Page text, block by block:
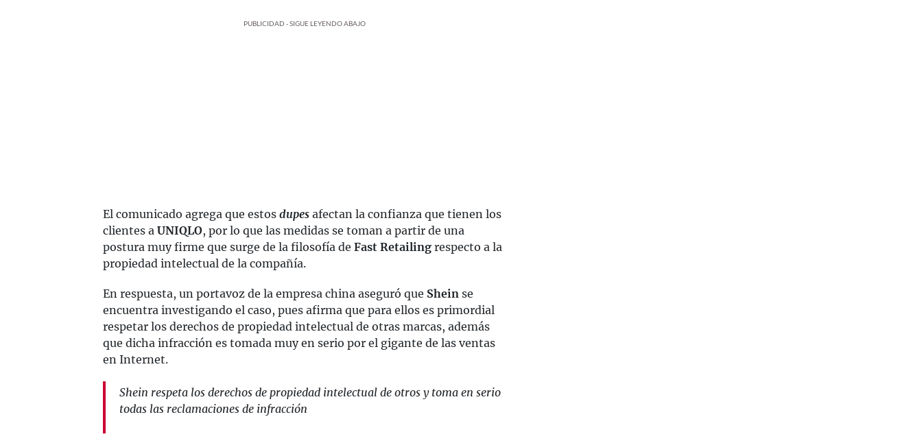
PUBLICIDAD - SIGUE LEYENDO ABAJO
El comunicado agrega que estos dupes afectan la confianza que tienen los
clientes a UNIQLO, por lo que las medidas se toman a partir de una
postura muy firme que surge de la filosofía de Fast Retailing respecto a la
propiedad intelectual de la compañía.
En respuesta, un portavoz de la empresa china aseguró que Shein se
encuentra investigando el caso, pues afirma que para ellos es primordial
respetar los derechos de propiedad intelectual de otras marcas, además
que dicha infracción es tomada muy en serio por el gigante de las ventas
en Internet.
Shein respeta los derechos de propiedad intelectual de otros y toma en serio
todas las reclamaciones de infracción